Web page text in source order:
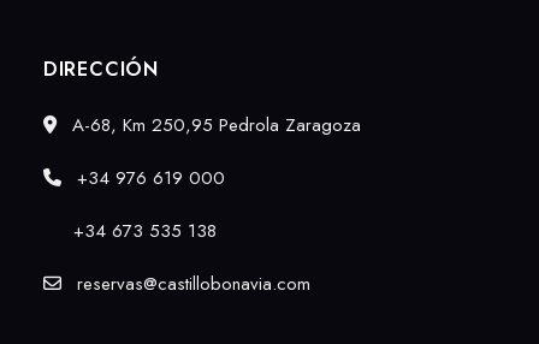
DIRECCIÓN
A-68, Km 250,95 Pedrola Zaragoza
+34 976 619 000
+34673 535 138
reservas@castillobonavia.com